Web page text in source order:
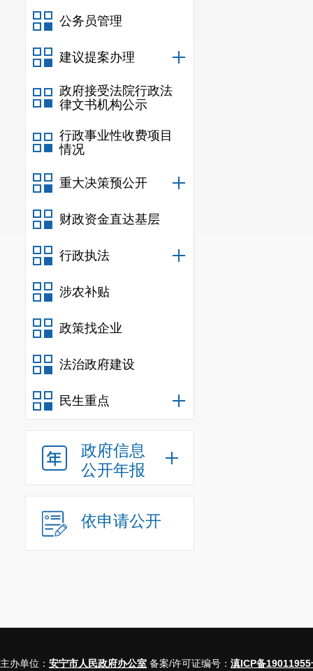
公务员管理
建议提案办理
政府接受法院行政法
律文书机构公示
行政事业性收费项目
情况
重大决策预公开
财政资金直达基层
行政执法
涉农补贴
政策找企业
法治政府建设
民生重点
政府信息
公开年报
依申请公开
主办单位： 安宁市人民政府办公室 备案/许可证编号： 滇ICP备